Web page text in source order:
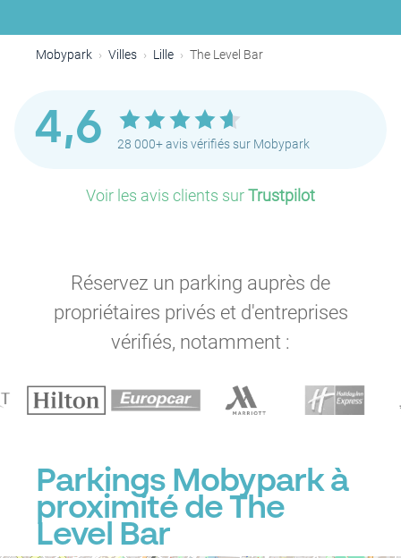
Mobypark Villes Lille The Level Bar
4,6 28 000+ avis vérifiés sur Mobypark
Voir les avis clients surTrustpilot
Réservez un parking auprès de
propriétaires privés et d'entreprises
vérifiés, notamment :
Parkings Mobypark à
proximité de The
Level Bar